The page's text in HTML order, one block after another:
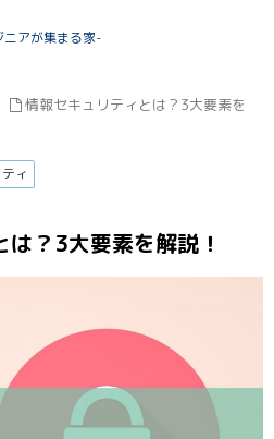
ニアが集まる家-
情報セキュリティとは？3大要素を
ィ
？3大要素を解説！